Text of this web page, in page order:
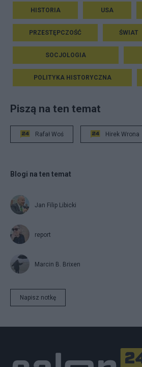
HISTORIA USA
PRZESTĘPCZOŚĆ ŚWIAT
SOCJOLOGIA
POLITYKA HISTORYCZNA
Piszą na ten temat
Rafał Woś Hirek Wrona
Blogi na ten temat
Jan Filip Libicki
report
Marcin B. Brixen
Napisz notkę